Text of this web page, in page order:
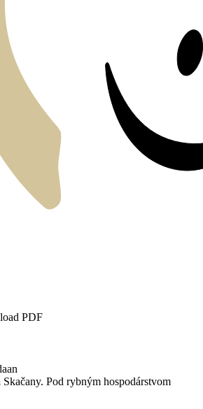
PDF
Pod rybným hospodárstvom